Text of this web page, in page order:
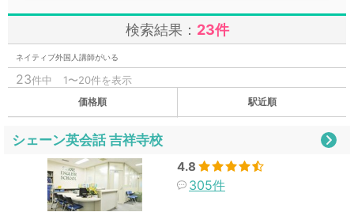
検索結果： 23件
ネイティブ外国人講師がいる
23件中 1〜20件を表示
価格順 駅近順
シェーン英会話 吉祥寺校
4.8
305件